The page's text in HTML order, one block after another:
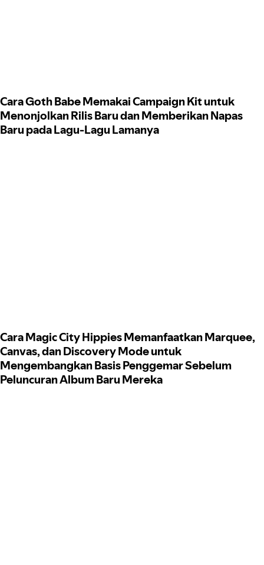
Cara Goth Babe Memakai Campaign Kit untuk
Menonjolkan Rilis Baru dan Memberikan Napas
Baru pada Lagu-Lagu Lamanya
Cara Magic City Hippies Memanfaatkan Marquee,
Canvas, dan Discovery Mode untuk
Mengembangkan Basis Penggemar Sebelum
Peluncuran Album Baru Mereka